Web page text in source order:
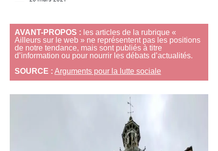
AVANT-PROPOS : les articles de la rubrique «
Ailleurs sur le web » ne représentent pas les positions
de notre tendance, mais sont publiés à titre
d’information ou pour nourrir les débats d’actualités.
SOURCE : Arguments pour la lutte sociale